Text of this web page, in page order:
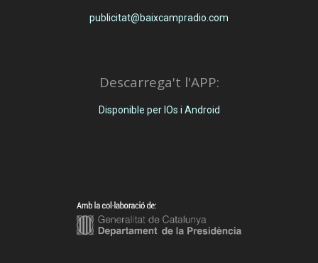
publicitat@baixcampradio.com
Descarrega't l'APP:
Disponible per IOs i Android